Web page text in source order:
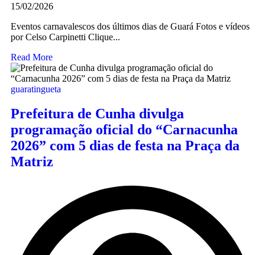
15/02/2026
Eventos carnavalescos dos últimos dias de Guará Fotos e vídeos
por Celso Carpinetti Clique...
Read More
guaratingueta
Prefeitura de Cunha divulga
programação oficial do “Carnacunha
2026” com 5 dias de festa na Praça da
Matriz